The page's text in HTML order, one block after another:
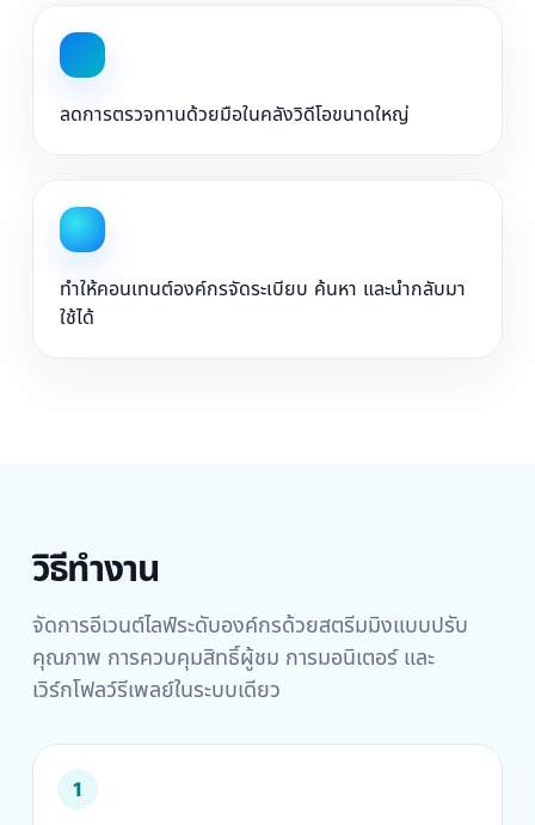
ลดการตรวจทานด้วยมือในคลังวิดีโอขนาดใหญ่
ทำให้คอนเทนต์องค์กรจัดระเบียบ ค้นหา และนำกลับมา
ใช้ได้
วิธีทำงาน
จัดการอีเวนต์ไลฟ์ระดับองค์กรด้วยสตรีมมิงแบบปรับ
คุณภาพ การควบคุมสิทธิ์ผู้ชม การมอนิเตอร์ และ
เวิร์กโฟลว์รีเพลย์ในระบบเดียว
1